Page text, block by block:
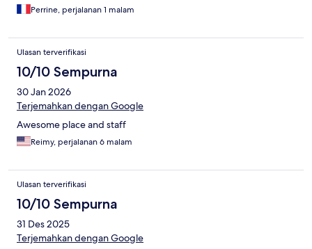
Perrine, perjalanan 1 malam
Ulasan terverifikasi
10/10 Sempurna
30 Jan 2026
Terjemahkan dengan Google
Awesome place and staff
Reimy, perjalanan 6 malam
Ulasan terverifikasi
10/10 Sempurna
31 Des 2025
Terjemahkan dengan Google